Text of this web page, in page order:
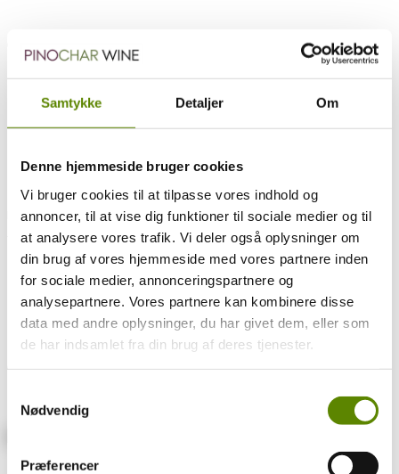
Samtykke Detaljer Om
Denne hjemmeside bruger cookies
Vi bruger cookies til at tilpasse vores indhold og
annoncer, til at vise dig funktioner til sociale medier og til
at analysere vores trafik. Vi deler også oplysninger om
din brug af vores hjemmeside med vores partnere inden
for sociale medier, annonceringspartnere og
analysepartnere. Vores partnere kan kombinere disse
data med andre oplysninger, du har givet dem, eller som
de har indsamlet fra din brug af deres tjenester.
Nødvendig
Præferencer
REJSETIPS CHAMPAGNE
Tips til seværdigheder, overnatning og restauranter.
CHAMPAGNEDISTRIKTET